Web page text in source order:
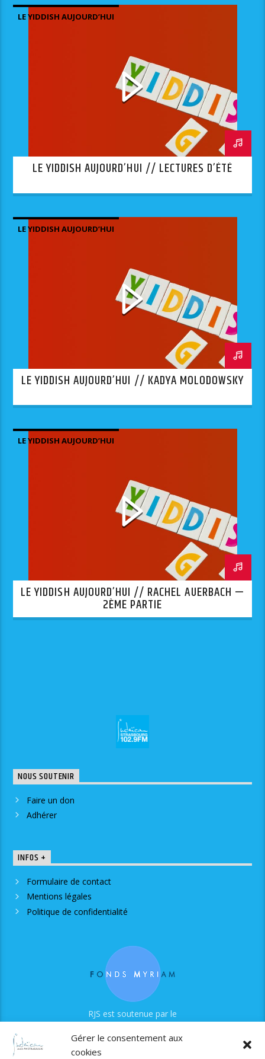
Gérer le consentement aux
cookies
LE YIDDISH AUJOURD’HUI
LE YIDDISH AUJOURD’HUI // LECTURES D’ÉTÉ
LE YIDDISH AUJOURD’HUI
LE YIDDISH AUJOURD’HUI // KADYA MOLODOWSKY
LE YIDDISH AUJOURD’HUI
LE YIDDISH AUJOURD’HUI // RACHEL AUERBACH —
2ÈME PARTIE
NOUS SOUTENIR
Faire un don
Adhérer
INFOS +
Formulaire de contact
Mentions légales
Politique de confidentialité
RJS est soutenue par le